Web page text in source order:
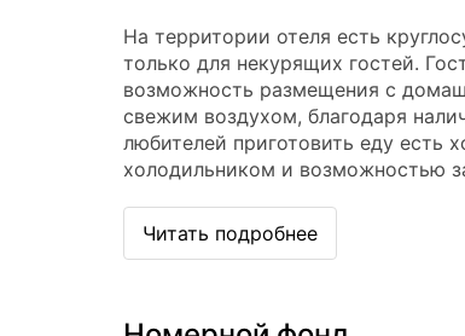
На территории отеля есть
только для некурящих гостей.
возможность размещения с
свежим воздухом, благодаря
любителей приготовить еду есть
холодильником и возможностью
Читать подробнее